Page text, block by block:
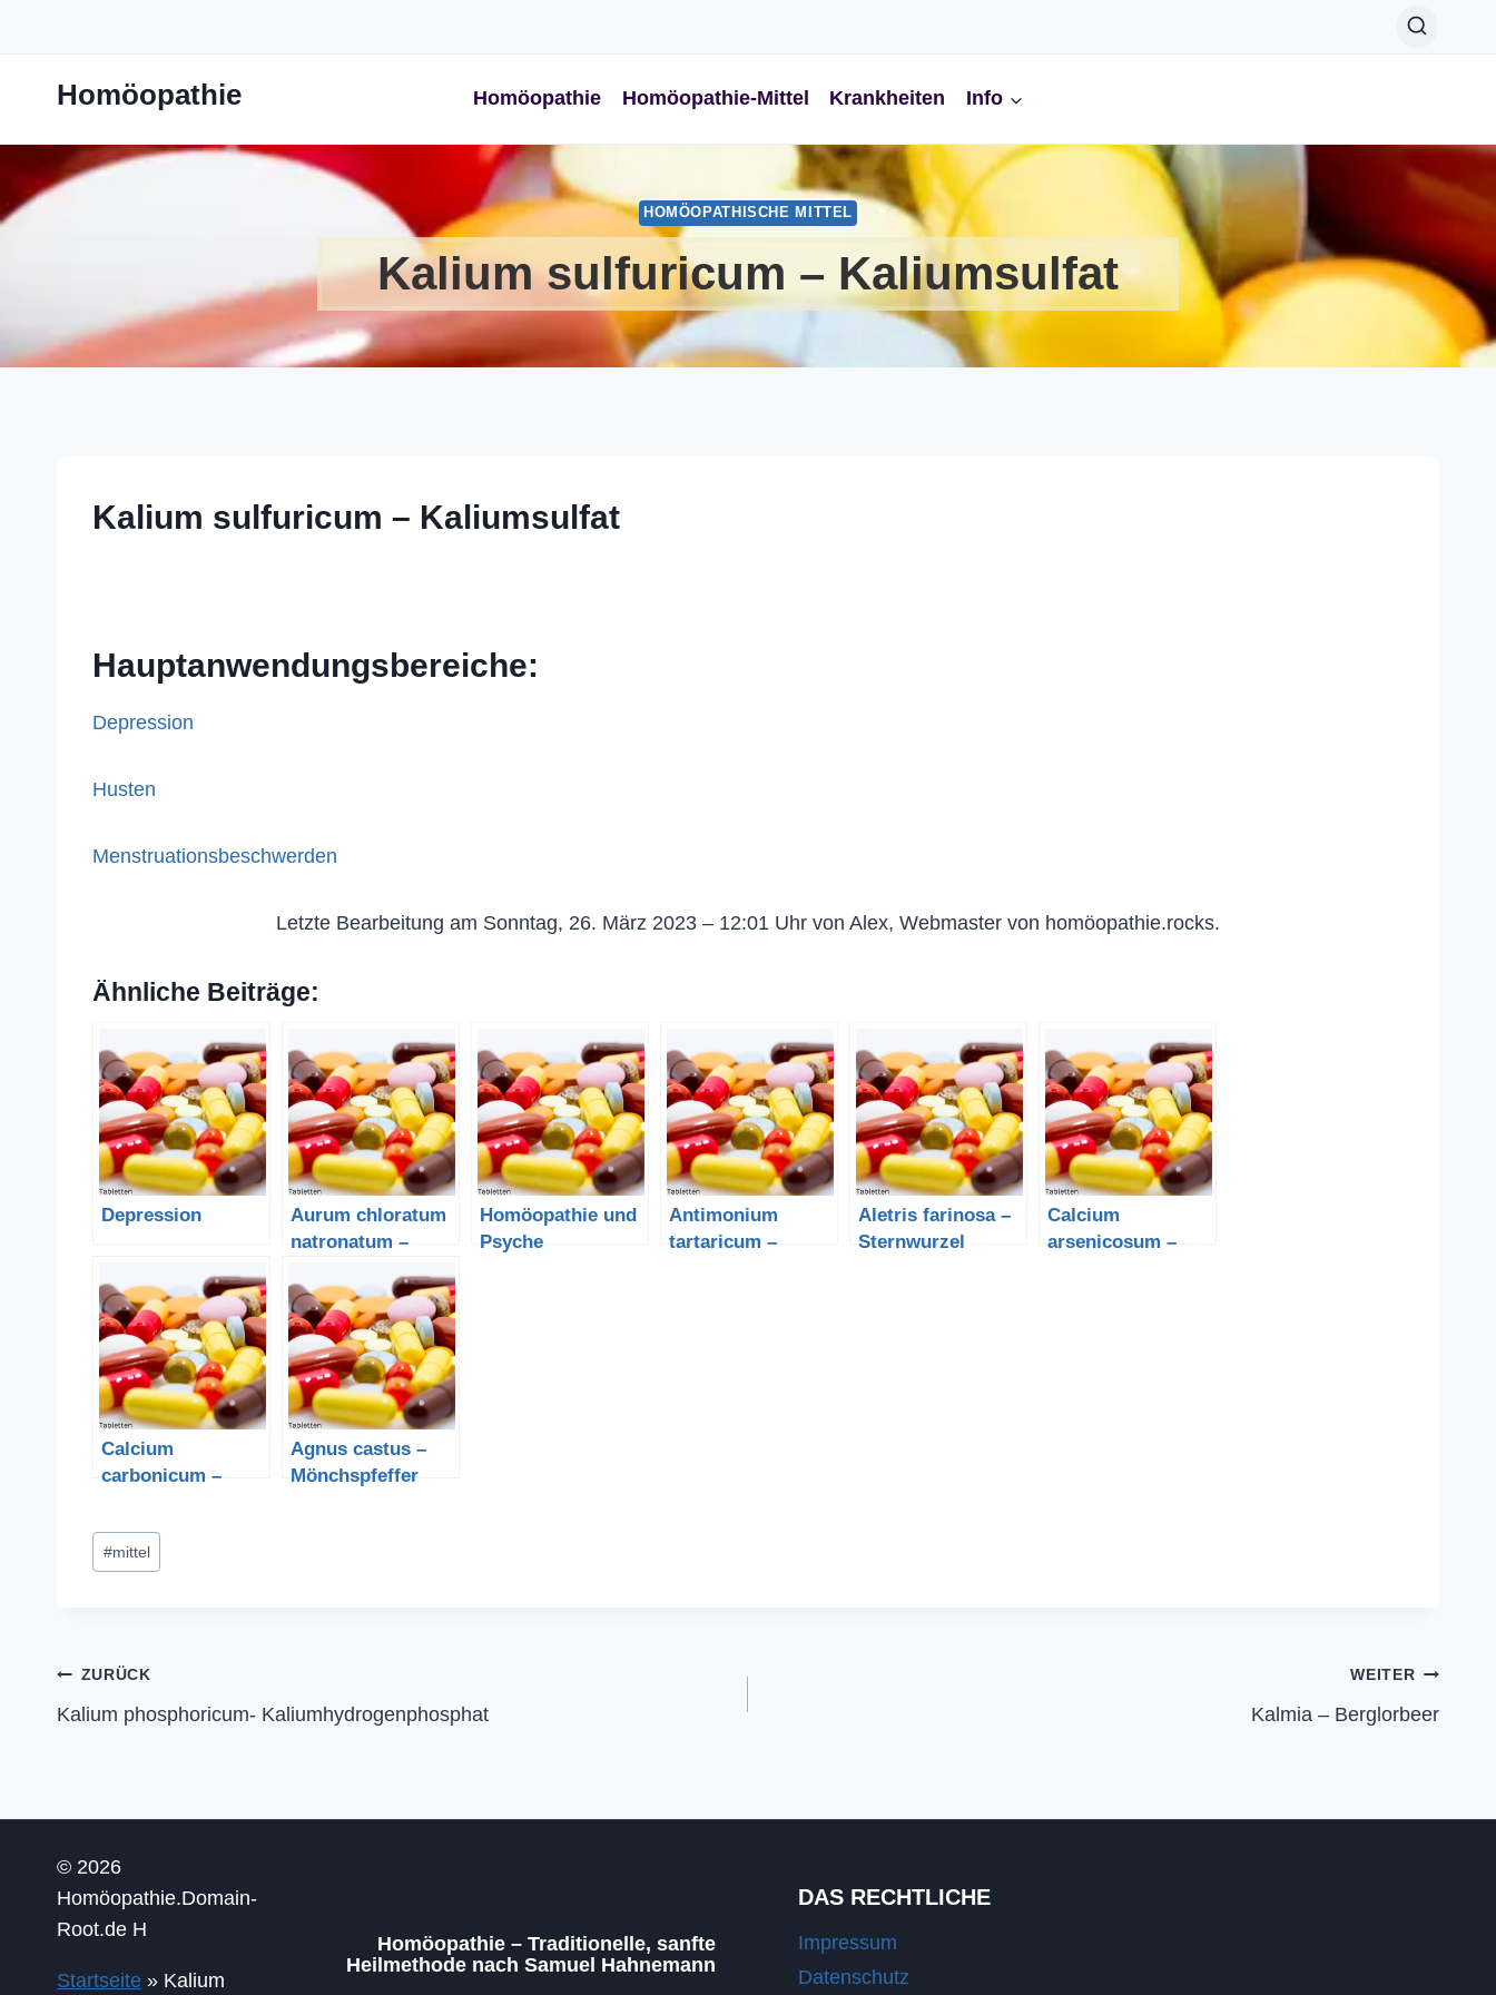
Homöopathie Homöopathie Homöopathie-Mittel Krankheiten Info
HOMÖOPATHISCHE MITTEL
Kalium sulfuricum – Kaliumsulfat
Kalium sulfuricum – Kaliumsulfat
Hauptanwendungsbereiche:
Depression
Husten
Menstruationsbeschwerden
Letzte Bearbeitung am Sonntag, 26. März 2023 – 12:01 Uhr von Alex, Webmaster von homöopathie.rocks.
Ähnliche Beiträge:
Depression
Aurum chloratum
natronatum –
Homöopathie und
Psyche
Antimonium
tartaricum –
Aletris farinosa –
Sternwurzel
Calcium
arsenicosum –
Calcium
carbonicum –
k
Agnus castus –
Mönchspfeffer
Schlagworte:
#mittel
Beitragsnavigation
ZURÜCK
Kalium phosphoricum- Kaliumhydrogenphosphat
WEITER
Kalmia – Berglorbeer
© 2026
Homöopathie.Domain-
Root.de H
Startseite » Kalium
Homöopathie – Traditionelle, sanfte
Heilmethode nach Samuel Hahnemann
DAS RECHTLICHE
Impressum
Datenschutz